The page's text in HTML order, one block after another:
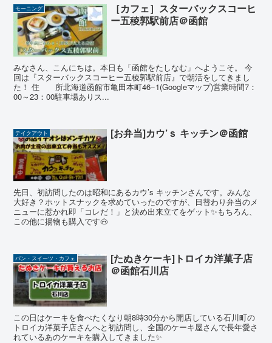
モーニング
［カフェ］スターバックスコーヒ
ー五稜郭駅前店＠函館
みなさん、こんにちは。本日も「函館をたしなむ」へようこそ。 今
回は『スターバックスコーヒー五稜郭駅前店』で朝活をしてきまし
た！ 住 所北海道函館市亀田本町46−1(Googleマップ)営業時間7：
00～23：00駐車場ありス...
テイクアウト [お弁当]カウ’ｓ キッチン＠函館
先日、初訪問したのは昭和にあるカウ’s キッチンさんです。みんな
大好き？ホットスナックを求めていったのですが、日替わり弁当のメ
ニューに惹かれ即「コレだ！」と決め出来立てをゲット✨もちろん、
この他に揚物も購入です🐽
パン・スイーツ・カフェ
[たぬきケーキ]トロイカ洋菓子店
＠函館石川店
この日はケーキを食べたくなり朝8時30分から開店している石川町の
トロイカ洋菓子店さんへと初訪問し、全国のケーキ屋さんで長年愛さ
れているあのケーキを購入してきました✨